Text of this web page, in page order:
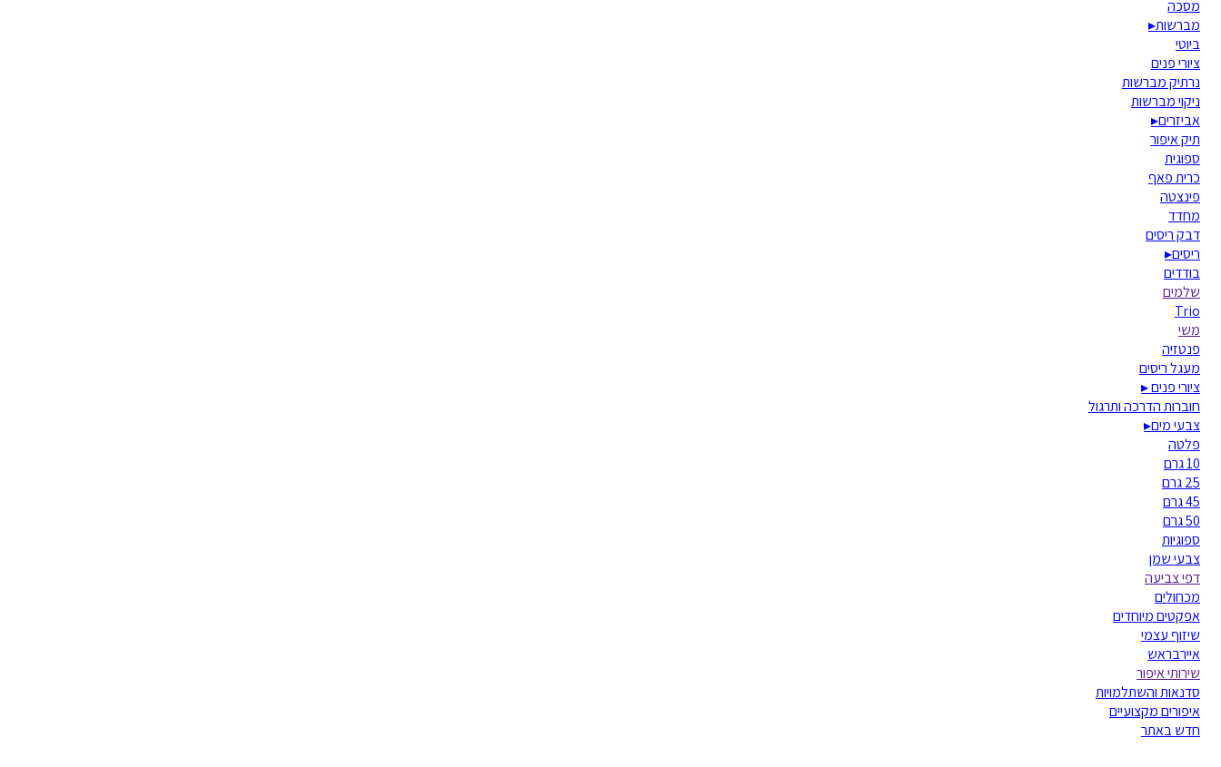
מסכה
מברשות▸
ביוטי
ציורי פנים
נרתיק מברשות
ניקוי מברשות
אביזרים▸
תיק איפור
ספוגית
כרית פאף
פינצטה
מחדד
דבק ריסים
ריסים▸
בודדים
שלמים
Trio
משי
פנטזיה
מעגל ריסים
ציורי פנים▸
חוברות הדרכה ותרגול
צבעי מים▸
פלטה
10 גרם
25 גרם
45 גרם
50 גרם
ספוגיות
צבעי שמן
דפי צביעה
מכחולים
אפקטים מיוחדים
שיזוף עצמי
איירבראש
שירותי איפור
סדנאות והשתלמויות
איפורים מקצועיים
חדש באתר